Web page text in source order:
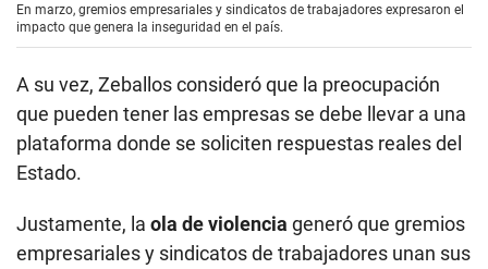
En marzo, gremios empresariales y sindicatos de trabajadores expresaron el
impacto que genera la inseguridad en el país.
A su vez, Zeballos consideró que la preocupación
que pueden tener las empresas se debe llevar a una
plataforma donde se soliciten respuestas reales del
Estado.
Justamente, la ola de violencia generó que gremios
empresariales y sindicatos de trabajadores unan sus